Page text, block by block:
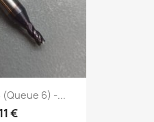
(Queue 6) -...
€